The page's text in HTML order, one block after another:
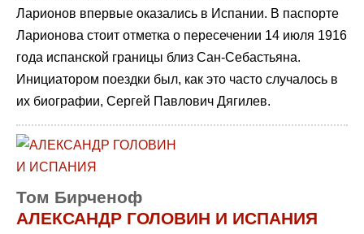
Ларионов впервые оказались в Испании. В паспорте
Ларионова стоит отметка о пересечении 14 июля 1916
года испанской границы близ Сан-Себастьяна.
Инициатором поездки был, как это часто случалось в
их биографии, Сергей Павлович Дягилев.
Том Бирченоф
АЛЕКСАНДР ГОЛОВИН И ИСПАНИЯ